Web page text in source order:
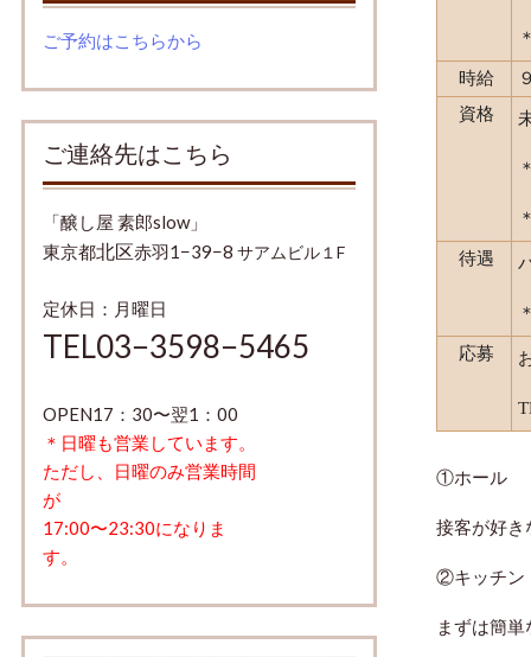
時給
資格
待遇
応募
①ホール
接客が好き
②キッチン
まずは簡
ご予約はこちらから
ご連絡先はこちら
「醸し屋 素郎slow」
東京都北区赤羽1−39−8 サアムビル１F
定休日：月曜日
TEL03−3598−5465
OPEN17：30〜翌1：00
＊ 日曜も営業しています。
ただし、日曜のみ営業時間
が
17:00〜23:30になりま
す。